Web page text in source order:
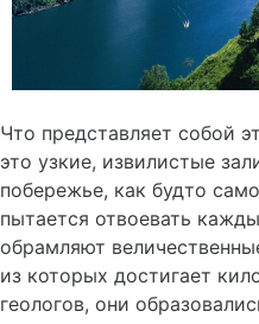
Что представляет собой
это узкие, извилистые
побережье, как будто
пытается отвоевать
обрамляют
из которых достигает
геологов, они